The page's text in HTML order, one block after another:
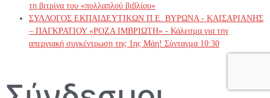
τη βιτρίνα του «πολλαπλού βιβλίου»
ΣΥΛΛΟΓΟΣ ΕΚΠΑΙΔΕΥΤΙΚΩΝ Π.Ε. ΒΥΡΩΝΑ - ΚΑΙΣΑΡΙΑΝΗΣ
– ΠΑΓΚΡΑΤΙΟΥ «ΡΟΖΑ ΙΜΒΡΙΩΤΗ» - Κάλεσμα για την
απεργιακή συγκέντρωση της 1ης Μάη! Σύνταγμα 10:30